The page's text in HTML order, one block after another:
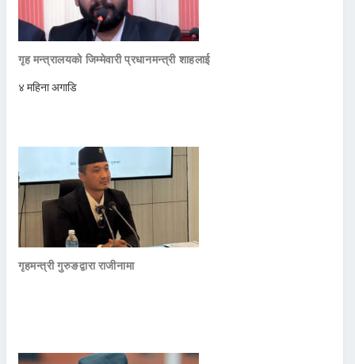
गृह मन्त्रालयको जिम्मेवारी प्रधानमन्त्री शाहलाई
४ महिना अगाडि
गृहमन्त्री गुरुङद्वारा राजीनामा